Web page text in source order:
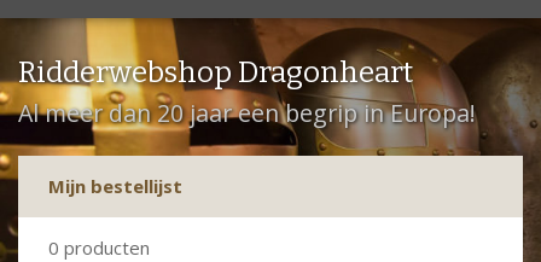
Ridderwebshop Dragonheart
Al meer dan 20 jaar een begrip in Europa!
Mijn bestellijst
0 producten